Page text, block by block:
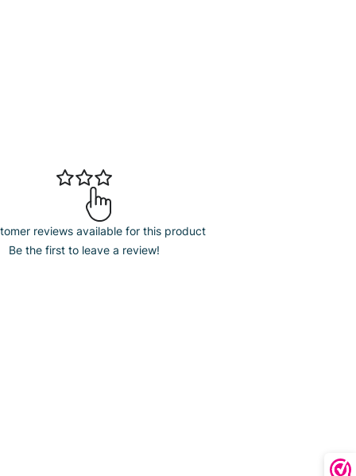
reviews available for this product
Be the first to leave a review!